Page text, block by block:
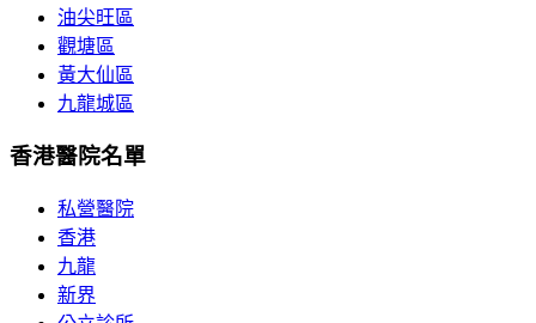
油尖旺區
觀塘區
黃大仙區
九龍城區
香港醫院名單
私營醫院
香港
九龍
新界